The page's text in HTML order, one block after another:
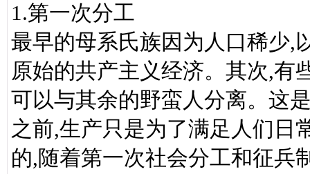
1.第一次分工
最早的母系氏族因为人口稀少,
原始的共产主义经济。其次,有
可以与其余的野蛮人分离。这
之前,生产只是为了满足人们日
的,随着第一次社会分工和征兵